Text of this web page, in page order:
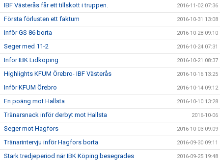
IBF Västerås får ett tillskott i truppen. 2016-11-02 07:36
Första förlusten ett faktum 2016-10-31 13:08
Inför GS 86 borta 2016-10-28 09:10
Seger med 11-2 2016-10-24 07:31
Inför IBK Lidköping 2016-10-21 08:37
Highlights KFUM Örebro- IBF Västerås 2016-10-16 13:25
Inför KFUM Örebro 2016-10-14 09:12
En poäng mot Hallsta 2016-10-10 13:28
Tränarsnack inför derbyt mot Hallsta 2016-10-06
Seger mot Hagfors 2016-10-03 09:09
Tränarintervju inför Hagfors borta 2016-09-30 09:11
Stark tredjeperiod när IBK Köping besegrades 2016-09-25 19:48